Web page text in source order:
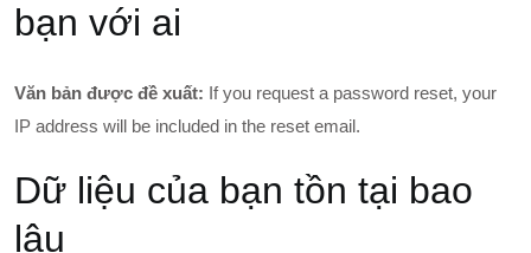
bạn với ai
Văn bản được đề xuất: If you request a password reset, your
IP address will be included in the reset email.
Dữ liệu của bạn tồn tại bao
lâu